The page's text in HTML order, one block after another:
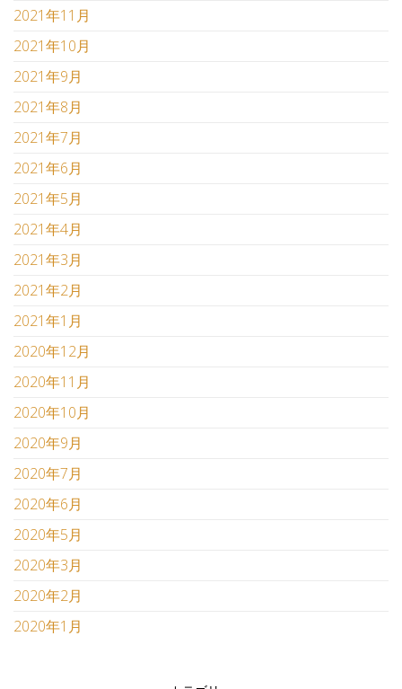
2021年11月
2021年10月
2021年9月
2021年8月
2021年7月
2021年6月
2021年5月
2021年4月
2021年3月
2021年2月
2021年1月
2020年12月
2020年11月
2020年10月
2020年9月
2020年7月
2020年6月
2020年5月
2020年3月
2020年2月
2020年1月